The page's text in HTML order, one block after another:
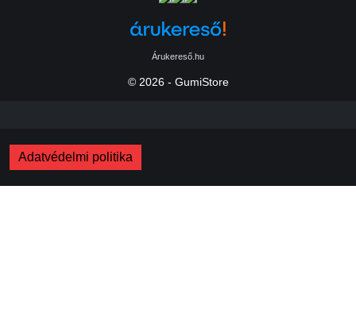
Árukereső.hu
© 2026 - GumiStore
Adatvédelmi politika